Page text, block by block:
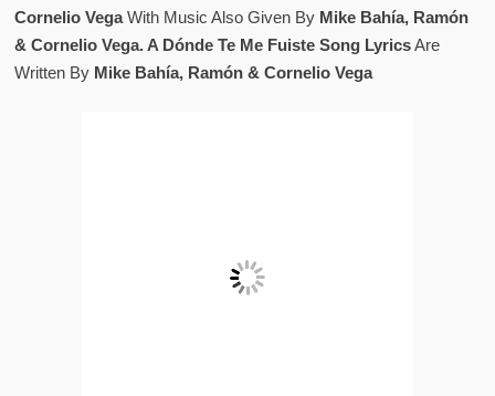
Cornelio VegaWith Music Also Given By Mike Bahía, Ramón
& Cornelio Vega. A Dónde Te Me Fuiste Song LyricsAre
Written By Mike Bahía, Ramón & Cornelio Vega